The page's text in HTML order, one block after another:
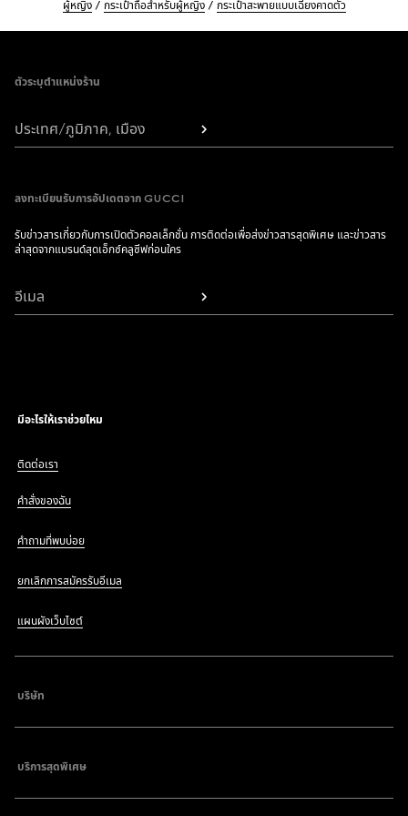
ผู้หญิง กระเป๋าถือสำหรับผู้หญิง กระเป๋าสะพายแบบเฉียงคาดตัว
ตัวระบุตำแหน่งร้าน
ประเทศ/ภูมิภาค, เมือง
ลงทะเบียนรับการอัปเดตจาก GUCCI
รับข่าวสารเกี่ยวกับการเปิดตัวคอลเล็กชั่น การติดต่อเพื่อส่งข่าวสารสุดพิเศษ และข่าวสาร
ล่าสุดจากแบรนด์สุดเอ็กซ์คลูซีฟก่อนใคร
อีเมล
มีอะไรให้เราช่วยไหม
ติดต่อเรา
คำสั่งของฉัน
คำถามที่พบบ่อย
ยกเลิกการสมัครรับอีเมล
แผนผังเว็บไซต์
บริษัท
บริการสุดพิเศษ